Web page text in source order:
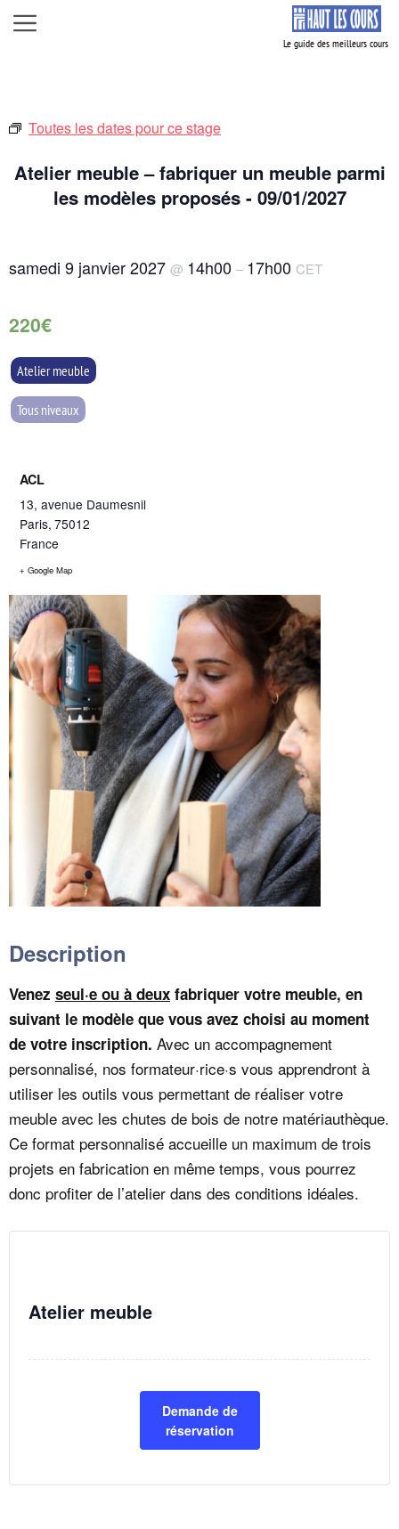
Aller
au
Menu
Toutes les dates pour ce stage
Atelier meuble – fabriquer un meuble parmi
les modèles proposés - 09/01/2027
samedi 9 janvier 2027 @ 14h00 – 17h00 CET
220€
Atelier meuble
Tous niveaux
ACL
13, avenue Daumesnil
Paris, 75012
France
+ Google Map
Description
Venez seul·e ou à deux fabriquer votre meuble, en
suivant le modèle que vous avez choisi au moment
de votre inscription. Avec un accompagnement
personnalisé, nos formateur·rice·s vous apprendront à
utiliser les outils vous permettant de réaliser votre
meuble avec les chutes de bois de notre matériauthèque.
Ce format personnalisé accueille un maximum de trois
projets en fabrication en même temps, vous pourrez
donc profiter de l’atelier dans des conditions idéales.
Atelier meuble
Demande de
réservation